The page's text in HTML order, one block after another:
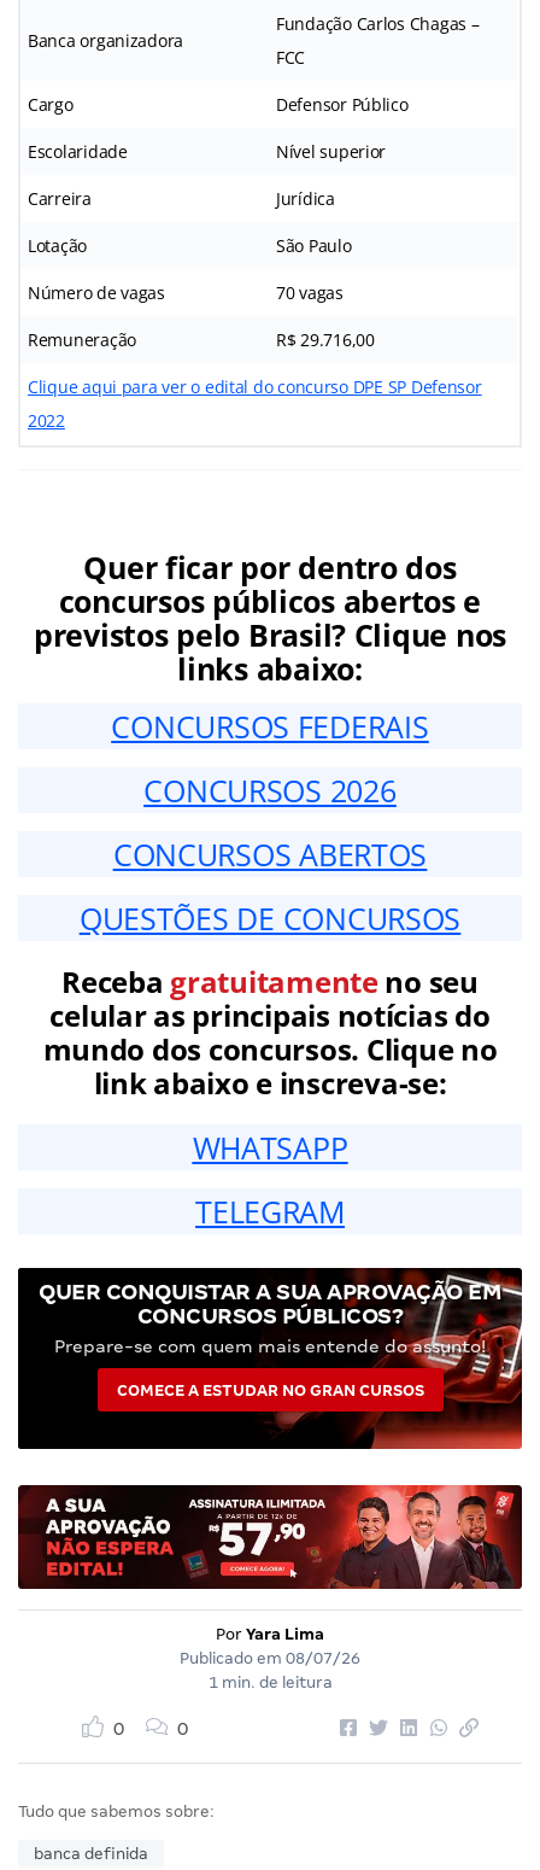
Banca organizadora
Fundação Carlos Chagas –
FCC
Cargo Defensor Público
Escolaridade Nível superior
Carreira Jurídica
Lotação São Paulo
Número de vagas 70 vagas
Remuneração R$ 29.716,00
Clique aqui para ver o edital do concurso DPE SP Defensor
2022
Quer ficar por dentro dos
concursos públicos abertos e
previstos pelo Brasil? Clique nos
links abaixo:
CONCURSOS FEDERAIS
CONCURSOS 2026
CONCURSOS ABERTOS
QUESTÕES DE CONCURSOS
Receba gratuitamenteno seu
celular as principais notícias do
mundo dos concursos. Clique no
link abaixo e inscreva-se:
WHATSAPP
TELEGRAM
QUER CONQUISTAR A SUA APROVAÇÃO EM
CONCURSOS PÚBLICOS?
Prepare-se com quem mais entende do assunto!
COMECE A ESTUDAR NO GRAN CURSOS
Por Yara Lima
Publicado em 08/07/26
1 min. de leitura
0 0
Tudo que sabemos sobre:
banca definida